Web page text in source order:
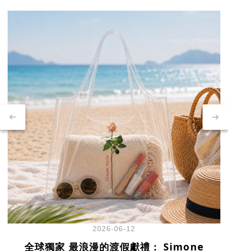
2026-06-12
全球獨家 最浪漫的渡假獻禮： Simone